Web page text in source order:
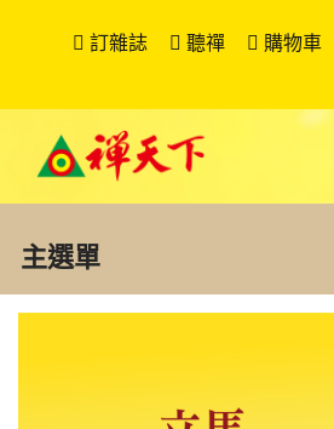
訂雜誌 聽禪 購物車
主選單